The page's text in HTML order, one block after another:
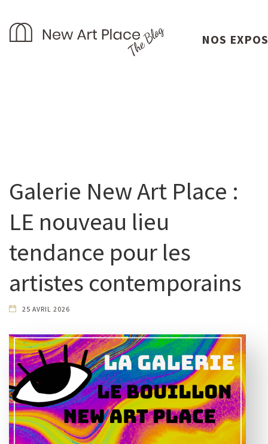
NOS EXPOS
Galerie New Art Place :
LE nouveau lieu
tendance pour les
artistes contemporains
25 AVRIL 2026